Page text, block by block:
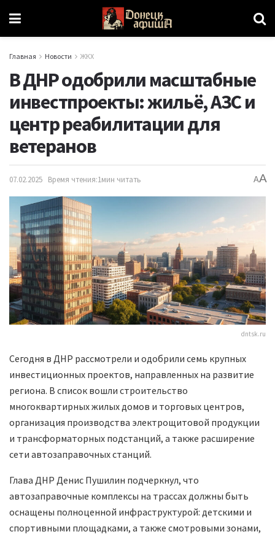
Главная Новости ЖКХ
В ДНР одобрили масштабные
инвестпроекты: жильё, АЗС и
центр реабилитации для
ветеранов
07.02.2025 Время чтения:1мин читать AA
dntsk.ru
Сегодня в ДНР рассмотрели и одобрили семь крупных
инвестиционных проектов, направленных на развитие
региона. В список вошли строительство
многоквартирных жилых домов и торговых центров,
организация производства электрощитовой продукции
и трансформаторных подстанций, а также расширение
сети автозаправочных станций.
Глава ДНР Денис Пушилин подчеркнул, что
автозаправочные комплексы на трассах должны быть
оснащены полноценной инфраструктурой: детскими и
спортивными площадками, а также смотровыми зонами,